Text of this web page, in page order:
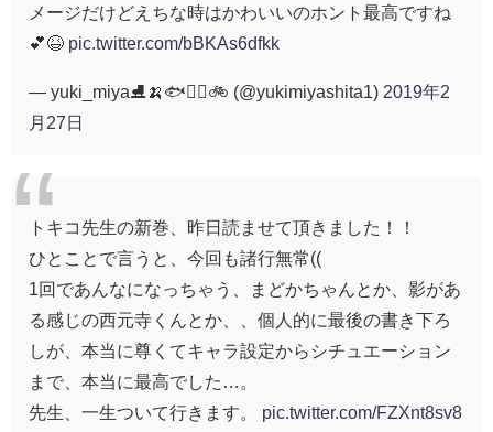
メージだけどえちな時はかわいいのホント最高ですね
💕😆 pic.twitter.com/bBKAs6dfkk
— yuki_miya⛸️🍌🐟️🏊‍♂️🚲️ (@yukimiyashita1) 2019年2
月27日
トキコ先生の新巻、昨日読ませて頂きました！！
ひとことで言うと、今回も諸行無常((
1回であんなになっちゃう、まどかちゃんとか、影があ
る感じの西元寺くんとか、、個人的に最後の書き下ろ
しが、本当に尊くてキャラ設定からシチュエーション
まで、本当に最高でした…。
先生、一生ついて行きます。 pic.twitter.com/FZXnt8sv8